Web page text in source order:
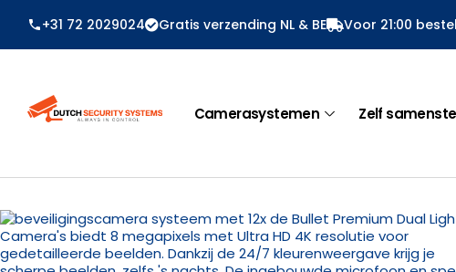
naar
+31 72 2029024 Gratis verzending NL & BE Voor 21:00
Camerasystemen Zelf